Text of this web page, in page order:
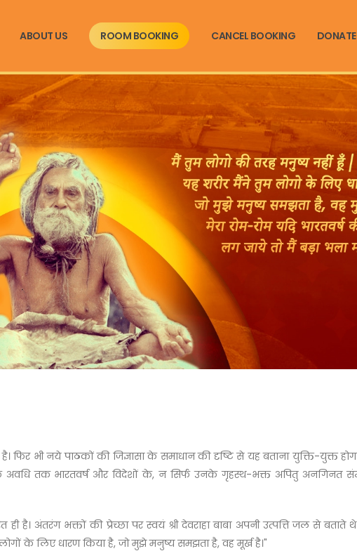
ABOUT US ROOM BOOKING CANCEL BOOKING DONATE
भी नये पाठकों की जिज्ञासा के समाधान की दृष्टि से यह बताना युक्ति-युक्त
तक भारतवर्ष और विदेशों के, न सिर्फ उनके गृहस्थ-भक्त अपितु अनगिनत
अंतरंग भक्तों की प्रेच्छा पर स्वयं श्री देवराहा बाबा अपनी उत्पत्ति जल से बताते
के लिए धारण किया है, जो मुझे मनुष्य समझता है, वह मूर्ख है।"